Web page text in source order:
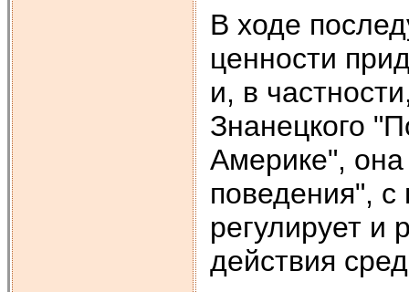
В ходе
ценности
и, в
Знанецкого
Америке", она
поведения", с
регулирует и
действия